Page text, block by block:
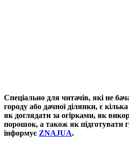
Спеціально для читачів, які не
городу або дачної ділянки, є
як доглядати за огірками, як
порошок, а також як підготувати
інформує ZNAJUA.